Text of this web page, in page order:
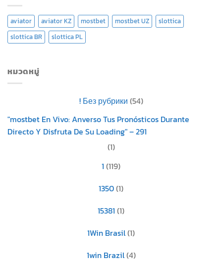
aviator aviator KZ mostbet mostbet UZ
slottica
slottica BR
slottica PL
หมวดหมู่
! Без рубрики (54)
"mostbet En Vivo: Anverso Tus Pronósticos Durante
Directo Y Disfruta De Su Loading" – 291
(1)
1 (119)
1350(1)
15381 (1)
1Win Brasil(1)
1win Brazil(4)